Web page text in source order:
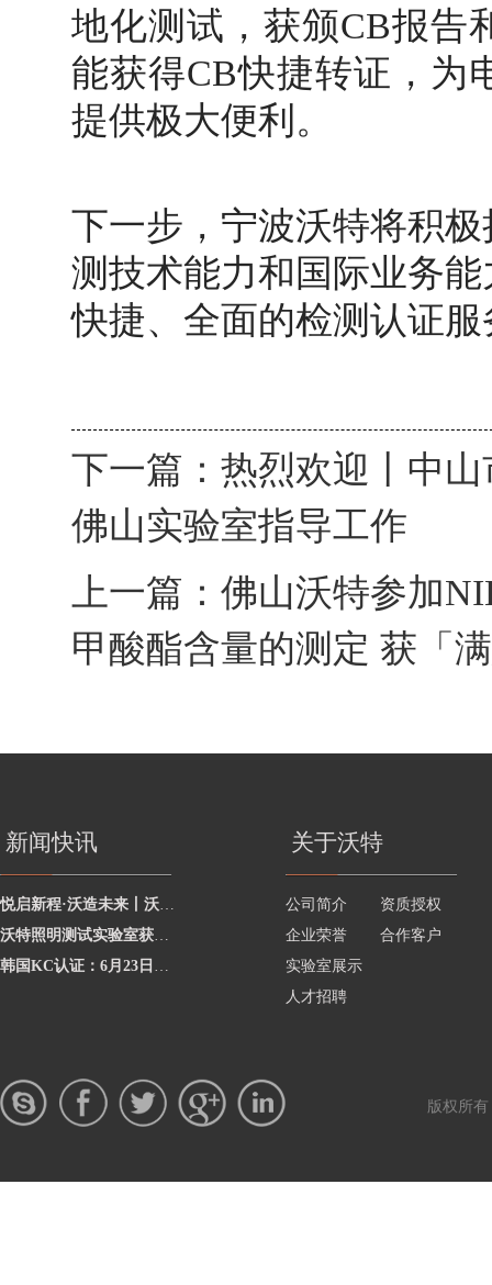
地化测试，获颁CB报告
能获得CB快捷转证，为
提供极大便利。
下一步，宁波沃特将积
测技术能力和国际业务
快捷、全面的检测认证服
下一篇： 热烈欢迎丨中
佛山实验室指导工作
上一篇： 佛山沃特参加
甲酸酯含量的测定 获「
新闻快讯
悦启新程·沃造未来丨沃特学院2026年度讲师聘任暨2025年度优秀讲师颁奖活动圆
沃特照明测试实验室获澳洲灯具最新标准CNAS资质，助力企业合规出海澳洲市场
韩国KC认证：6月23日起将执行更严格的网络摄像头安全要求
关于沃特
公司简介
资质授权
企业荣誉
合作客户
实验室展示
人才招聘
版权所